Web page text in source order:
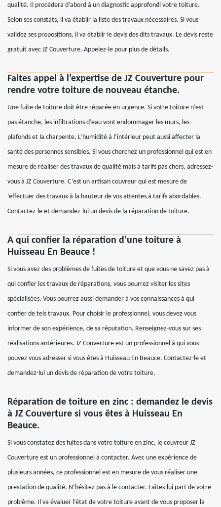
qualité. Il procédera d’abord à un diagnostic approfondi votre toiture.
Selon ses constats, il va établir la liste des travaux nécessaires. Si vous
validez ses propositions, il va établir le devis des dits travaux. Le devis reste
gratuit avec JZ Couverture. Appelez-le pour plus de détails.
Faites appel à l’expertise de JZ Couverture pour
rendre votre toiture de nouveau étanche.
Une fuite de toiture doit être réparée en urgence. Si votre toiture n’est
pas étanche, les infiltrations d’eau vont endommager les murs, les
plafonds et la charpente. L’humidité à l’intérieur peut aussi affecter la
santé des personnes sensibles. Si vous cherchez un professionnel qui est en
mesure de réaliser des travaux de qualité mais à tarifs pas chers, adressez-
vous à JZ Couverture. C’est un artisan couvreur qui est mesure de
‘effectuer des travaux à la hauteur de vos attentes à tarifs abordables.
Contactez-le et demandez-lui un devis de la réparation de toiture.
A qui confier la réparation d’une toiture à
Huisseau En Beauce !
Si vous avez des problèmes de fuites de toiture et que vous ne savez pas à
qui confier les travaux de réparations, vous pourrez visiter les sites
spécialisées. Vous pourrez aussi demander à vos connaissances à qui
confier de tels travaux. Pour choisir le professionnel, vous devez vous
informer de son expérience, de sa réputation. Renseignez-vous sur ses
réalisations antérieures. JZ Couverture est un professionnel à qui vous
pouvez vous adresser si vous êtes à Huisseau En Beauce. Contactez-le et
demandez-lui un devis de réparation de votre toiture.
Réparation de toiture en zinc : demandez le devis
à JZ Couverture si vous êtes à Huisseau En
Beauce.
Si vous constatez des fuites dans votre toiture en zinc, le couvreur JZ
Couverture est un professionnel à contacter. Avec une expérience de
plusieurs années, ce professionnel est en mesure de vous réaliser une
prestation de qualité. N’hésitez pas à le contacter. Faites-lui part de votre
problème. Il va évaluer l’état de votre toiture avant de vous proposer la